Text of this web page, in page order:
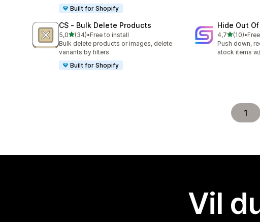
Built for Shopify
CS ‑ Bulk Delete Products
5,0av 5 stjerner
(34)
Totalt 34 omtaler
•Free to install
Bulk delete products or images, delete
variants by filters
Built for Shopify
Hide Out
4,7av 5(10)
Totalt 10 •
Push down,
stock items
1
Vil